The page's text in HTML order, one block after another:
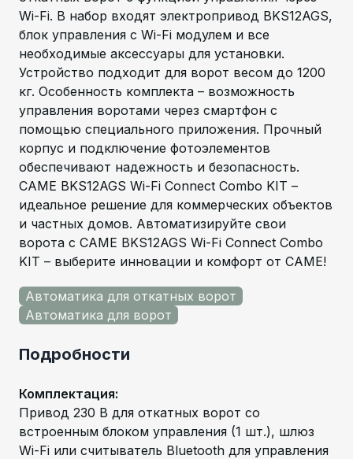
Wi-Fi. В набор входят электропривод BKS12AGS,
блок управления с Wi-Fi модулем и все
необходимые аксессуары для установки.
Устройство подходит для ворот весом до 1200
кг. Особенность комплекта – возможность
управления воротами через смартфон с
помощью специального приложения. Прочный
корпус и подключение фотоэлементов
обеспечивают надежность и безопасность.
CAME BKS12AGS Wi-Fi Connect Combo KIT –
идеальное решение для коммерческих объектов
и частных домов. Автоматизируйте свои
ворота с CAME BKS12AGS Wi-Fi Connect Combo
KIT – выберите инновации и комфорт от CAME!
Автоматика для откатных ворот
Автоматика для ворот
Подробности
Комплектация:
Привод 230 В для откатных ворот со
встроенным блоком управления (1 шт.), шлюз
Wi-Fi или считыватель Bluetooth для управления